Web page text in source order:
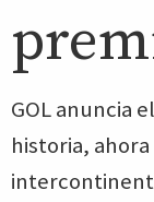
GOL anuncia
historia,